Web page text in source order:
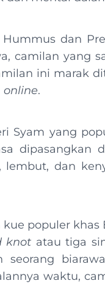
dan
camilan yang
ini marak
online.
Syam yang
dipasangkan
lembut, dan
kue populer
knot atau tiga
waktu,